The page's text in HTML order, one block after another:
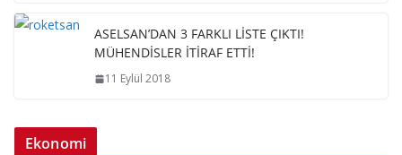
ASELSAN’DAN 3 FARKLI LİSTE ÇIKTI!
MÜHENDİSLER İTİRAF ETTİ!
11 Eylül 2018
Ekonomi